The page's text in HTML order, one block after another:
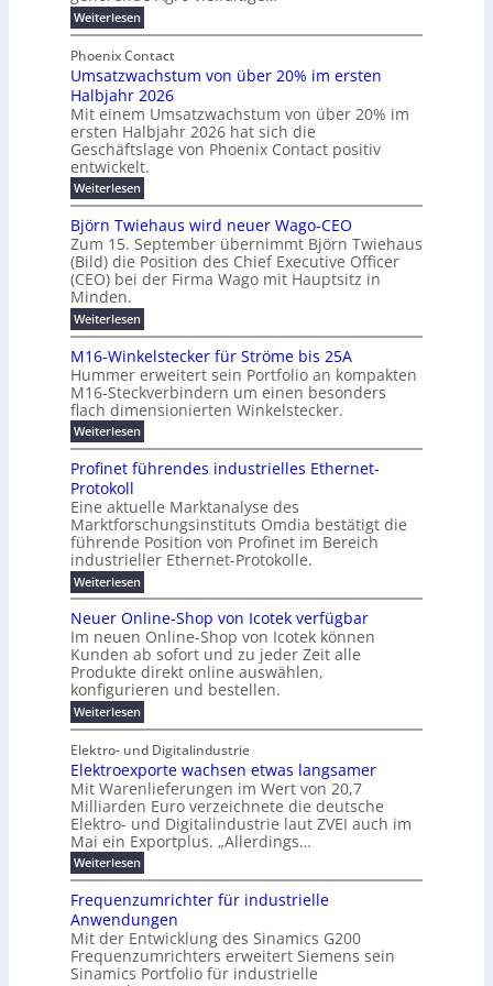
n
g
b
r
a
u
c
h
t
m
e
h
r
T
m
p
o
u
n
d
w
e
n
g
e
B
ü
r
o
k
r
a
i
e
r
g
u
f
ü
r
m
o
d
e
r
n
e
E
e
r
g
i
e
l
s
u
n
g
e
n
e
l
e
N
H
-
S
i
c
h
e
r
u
n
s
l
a
s
t
s
c
h
a
t
e
i
s
t
n
e
t
e
i
l
i
g
u
n
g
b
e
i
m
0
2
6
E
u
r
o
e
n
E
t
h
e
r
a
t
P
l
u
g
F
e
s
t
Weiterlesen:
M
h
r
f
a
c
h
d
u
r
c
f
ü
h
r
n
g
e
n
f
ü
r
e
ff
i
z
i
n
t
e
r
e
s
K
a
b
e
l
m
a
n
a
e
m
e
n
t
Phoenix Contact
Umsatzwachstum von über 20% im ersten
Halbjahr 2026
Mit einem Umsatzwachstum von über 20% im
ersten Halbjahr 2026 hat sich die
Geschäftslage von Phoenix Contact positiv
entwickelt.
Weiterlesen:
U
m
s
a
t
z
a
c
h
s
t
u
m
v
o
n
ü
b
r
2
0
%
i
m
e
r
t
e
n
H
a
l
b
j
a
h
r
2
0
2
6
Björn Twiehaus wird neuer Wago-CEO
Zum 15. September übernimmt Björn Twiehaus
(Bild) die Position des Chief Executive Officer
(CEO) bei der Firma Wago mit Hauptsitz in
Minden.
Weiterlesen:
B
ö
r
n
T
w
i
h
u
s
w
r
d
n
e
u
r
W
a
g
o
-
C
E
O
M16-Winkelstecker für Ströme bis 25A
Hummer erweitert sein Portfolio an kompakten
M16-Steckverbindern um einen besonders
flach dimensionierten Winkelstecker.
Weiterlesen:
M
1
6
W
i
n
k
e
l
s
t
c
k
e
r
ü
S
t
r
ö
m
e
b
i
s
5
A
Profinet führendes industrielles Ethernet-
Protokoll
Eine aktuelle Marktanalyse des
Marktforschungsinstituts Omdia bestätigt die
führende Position von Profinet im Bereich
industrieller Ethernet-Protokolle.
Weiterlesen:
P
r
o
i
n
e
t
f
ü
h
r
e
n
d
e
s
i
n
u
s
t
r
i
e
Neuer Online-Shop von Icotek verfügbar
Im neuen Online-Shop von Icotek können
Kunden ab sofort und zu jeder Zeit alle
Produkte direkt online auswählen,
konfigurieren und bestellen.
Weiterlesen:
N
u
e
r
O
n
l
i
n
e
-
S
h
o
p
v
Elektro- und Digitalindustrie
Elektroexporte wachsen etwas langsamer
Mit Warenlieferungen im Wert von 20,7
Milliarden Euro verzeichnete die deutsche
Elektro- und Digitalindustrie laut ZVEI auch im
Mai ein Exportplus. „Allerdings…
Weiterlesen:
E
e
k
t
r
o
Frequenzumrichter für industrielle
Anwendungen
Mit der Entwicklung des Sinamics G200
Frequenzumrichters erweitert Siemens sein
Sinamics Portfolio für industrielle